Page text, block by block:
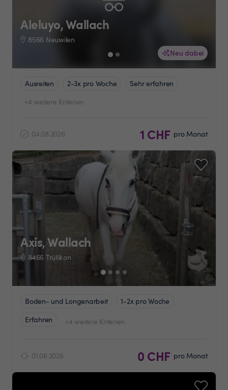
Neu dabei
Aleluyo, Wallach
8566 Neuwilen
Ausreiten 2-3x pro Woche
Sehr erfahren
+4 weitere Kriterien
04.08.2026 1 CHF pro Monat
Axis, Wallach
8466 Trüllikon
Boden- und Longenarbeit
1-2x pro Woche
Erfahren
+4 weitere Kriterien
01.06.2026 0 CHF pro Monat